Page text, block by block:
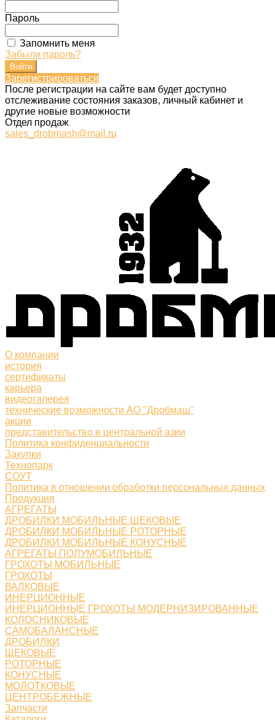
Пароль
Запомнить меня
Забыли пароль?
Зарегистрироваться
После регистрации на сайте вам будет доступно
отслеживание состояния заказов, личный кабинет и
другие новые возможности
Отдел продаж
sales_drobmash@mail.ru
О компании
история
сертификаты
карьера
видеогалерея
технические возможности АО "Дробмаш"
акции
представительство в центральной азии
Политика конфиденциальности
Закупки
Технопарк
СОУТ
Политика в отношении обработки персональных данных
Продукция
АГРЕГАТЫ
ДРОБИЛКИ МОБИЛЬНЫЕ ЩЕКОВЫЕ
ДРОБИЛКИ МОБИЛЬНЫЕ РОТОРНЫЕ
ДРОБИЛКИ МОБИЛЬНЫЕ КОНУСНЫЕ
АГРЕГАТЫ ПОЛУМОБИЛЬНЫЕ
ГРОХОТЫ МОБИЛЬНЫЕ
ГРОХОТЫ
ВАЛКОВЫЕ
ИНЕРЦИОННЫЕ
ИНЕРЦИОННЫЕ ГРОХОТЫ МОДЕРНИЗИРОВАННЫЕ
КОЛОСНИКОВЫЕ
САМОБАЛАНСНЫЕ
ДРОБИЛКИ
ЩЕКОВЫЕ
РОТОРНЫЕ
КОНУСНЫЕ
МОЛОТКОВЫЕ
ЦЕНТРОБЕЖНЫЕ
Запчасти